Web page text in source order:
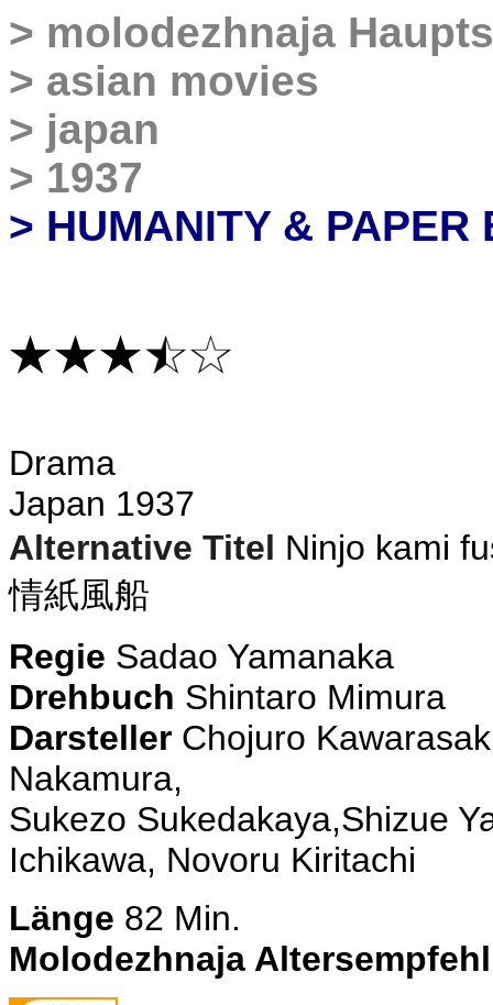
> molodezhnaja
> asian movies
> japan
> 1937
> HUMANITY & PAPER
Drama
Japan 1937
Alternative Titel Ninjo kami
情紙風船
Regie Sadao Yamanaka
Drehbuch Shintaro Mimura
Darsteller Chojuro
Nakamura,
Sukezo Sukedakaya,Shizue
Ichikawa, Novoru Kiritachi
Länge 82 Min.
Molodezhnaja